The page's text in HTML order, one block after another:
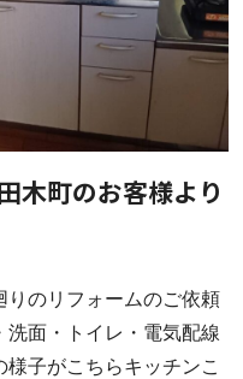
町のお客様より
のリフォームのご依頼
洗面・トイレ・電気配線
子がこちらキッチンこ